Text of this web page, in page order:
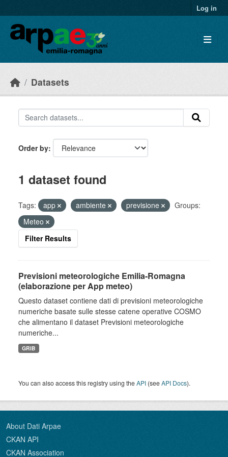
Log in
Datasets
Order by
1 dataset found
Tags: app ambiente previsione
Groups:
Meteo
Filter Results
Previsioni meteorologiche Emilia-Romagna
(elaborazione per App meteo)
Questo dataset contiene dati di previsioni meteorologiche
numeriche basate sulle stesse catene operative COSMO
che alimentano il dataset Previsioni meteorologiche
numeriche...
GRIB
You can also access this registry using theAPI (seeAPI Docs).
About Dati Arpae
CKAN API
CKAN Association